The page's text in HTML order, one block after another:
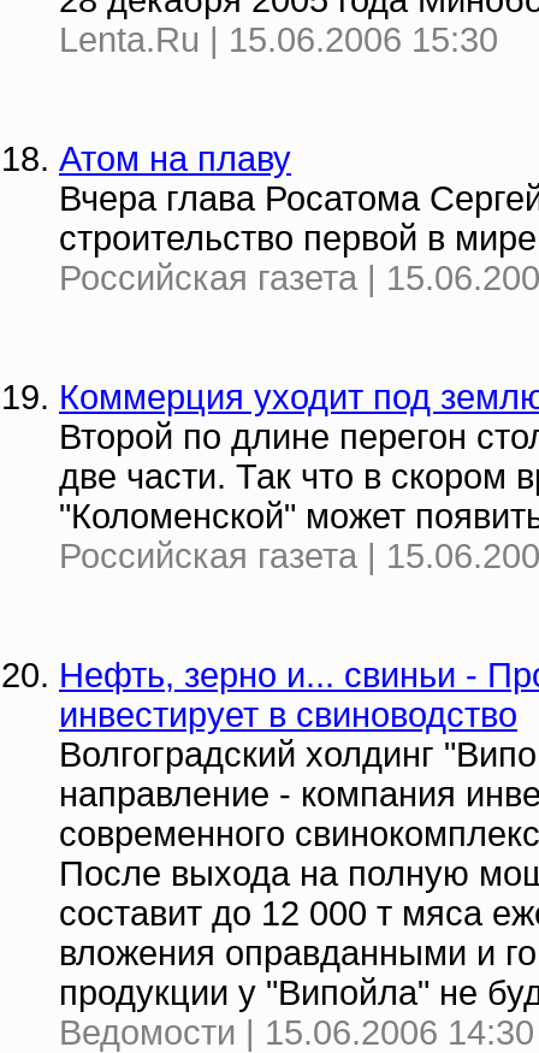
Lenta.Ru | 15.06.2006 15:30
Атом на плаву
Вчера глава Росатома
строительство первой в
Российская газета |
Коммерция уходит под
Второй по длине перегон
две части. Так что в скором
"Коломенской" может
Российская газета |
Нефть, зерно и... свиньи -
инвестирует в свиноводство
Волгоградский холдинг
направление - компания
современного
После выхода на полную
составит до 12 000 т мяса
вложения оправданными и
продукции у "Випойла" не
Ведомости | 15.06.2006 14:30